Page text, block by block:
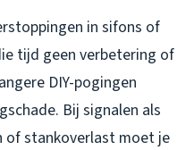
in sifons of
tijd geen verbetering of
DIY-pogingen
Bij signalen als
of stankoverlast moet je